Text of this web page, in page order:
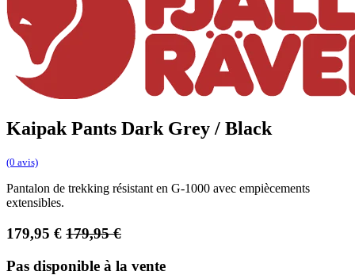
Kaipak Pants Dark Grey / Black
(0 avis)
Pantalon de trekking résistant en G-1000 avec empiècements
extensibles.
179,95 € 179,95€
Pas disponible à la vente